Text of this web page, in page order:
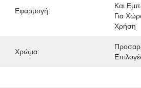
Εφαρμογή:
Και
Για
Χρήση
Χρώμα: